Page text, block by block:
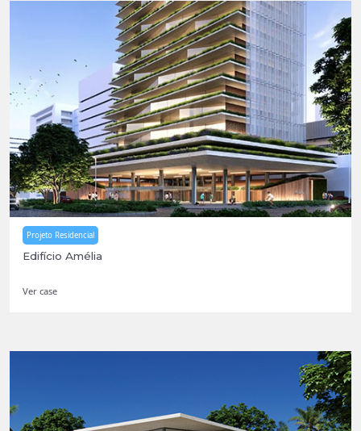
Projeto Residencial
Edifício Amélia
Ver case